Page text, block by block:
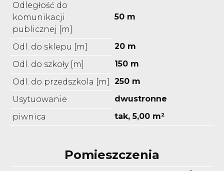
Odległość do
komunikacji
publicznej [m]
50 m
Odl. do sklepu [m]
20 m
Odl. do szkoły [m]
150 m
Odl. do przedszkola [m]
250 m
Usytuowanie
dwustronne
piwnica
tak, 5,00 m²
Pomieszczenia